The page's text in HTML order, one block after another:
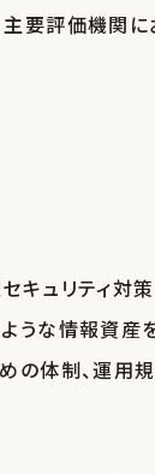
要評価機関に
キュリティ対
うな情報資産
の体制、運用